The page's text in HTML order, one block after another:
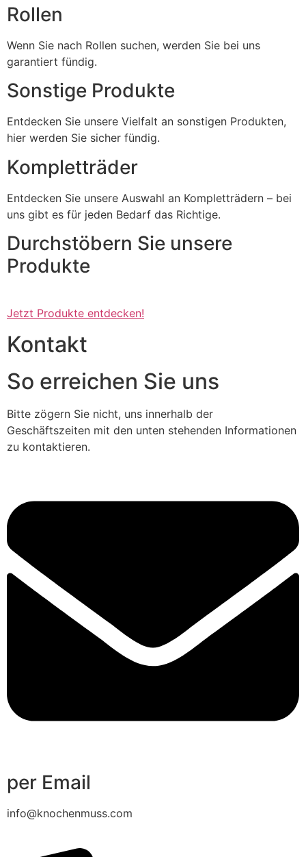
Rollen
Wenn Sie nach Rollen suchen, werden Sie bei uns
garantiert fündig.
Sonstige Produkte
Entdecken Sie unsere Vielfalt an sonstigen Produkten,
hier werden Sie sicher fündig.
Kompletträder
Entdecken Sie unsere Auswahl an Kompletträdern – bei
uns gibt es für jeden Bedarf das Richtige.
Durchstöbern Sie unsere
Produkte
Jetzt Produkte entdecken!
Kontakt
So erreichen Sie uns
Bitte zögern Sie nicht, uns innerhalb der
Geschäftszeiten mit den unten stehenden Informationen
zu kontaktieren.
per Email
info@knochenmuss.com